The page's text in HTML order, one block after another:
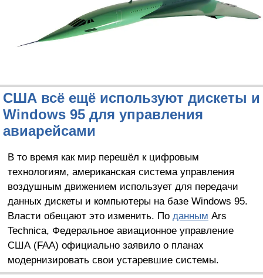
США всё ещё используют дискеты и
Windows 95 для управления
авиарейсами
В то время как мир перешёл к цифровым
технологиям, американская система управления
воздушным движением использует для передачи
данных дискеты и компьютеры на базе Windows 95.
Власти обещают это изменить. По данным Ars
Technica, Федеральное авиационное управление
США (FAA) официально заявило о планах
модернизировать свои устаревшие системы.